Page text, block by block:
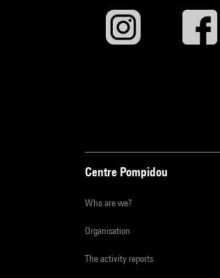
Centre Pompidou
Who are we?
Organisation
The activity reports